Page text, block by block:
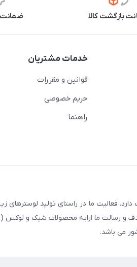
بازگشت کالا ضمانت
خدمات مشتریان
قوانین و مقررات
حریم خصوصی
راهنما
فعالیت ما در راستای تولید لوسترهای
و رسالت ما ارایه محصولات شیک و لوکس
می باشد.